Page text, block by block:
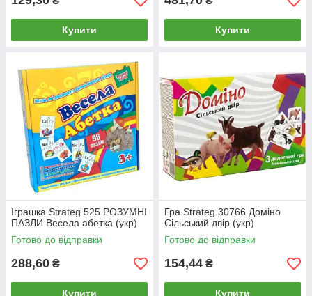
Купити Купити
Іграшка Strateg 525 РОЗУМНІ
ПАЗЛИ Весела абетка (укр)
Готово до відправки
288,60 ₴
Купити
Гра Strateg 30766 Доміно
Сільський двір (укр)
Готово до відправки
154,44 ₴
Купити